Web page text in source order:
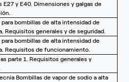
E27 y E40. Dimensiones y galgas de
para bombillas de alta intensidad de
Requisitos generales y de seguridad.
para bombillas de alta intensidad de
Requisitos de funcionamiento.
parte 1. Requisitos generales y
Bombillas de vapor de sodio a alta